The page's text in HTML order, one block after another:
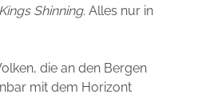
Shinning. Alles nur in
die an den Bergen
mit dem Horizont